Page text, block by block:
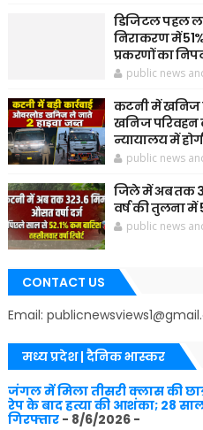
डिजिटल पहल
निराकरण में
प्रकरणों का
public news
कटनी में खनिज
खनिज परिवहन
न्यायालय में
public news
जिले में अब तक
वर्ष की तुलना में
public news
CONTACT US
Email:
मध्य प्रदेश | दैनिक भास्कर
जंगल में मिला तीसरी क्लास की
रेप के बाद हत्या की आशंका; 28
गिरफ्तार- 8/6/2026-